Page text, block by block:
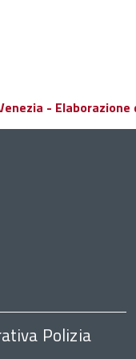
- Elaborazione
Polizia